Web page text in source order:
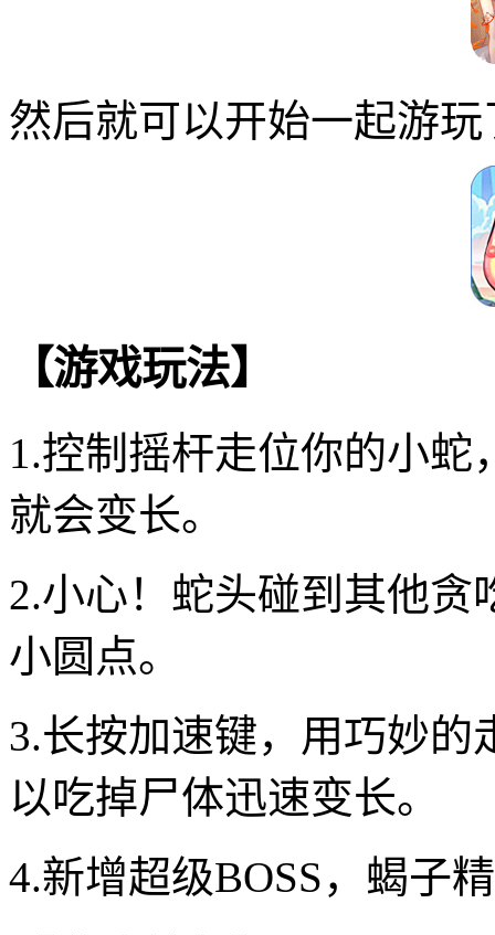
然后就可以开始一起游玩
【游戏玩法】
1.控制摇杆走位你的小
就会变长。
2.小心！蛇头碰到其他
小圆点。
3.长按加速键，用巧妙
以吃掉尸体迅速变长。
4.新增超级BOSS，蝎子